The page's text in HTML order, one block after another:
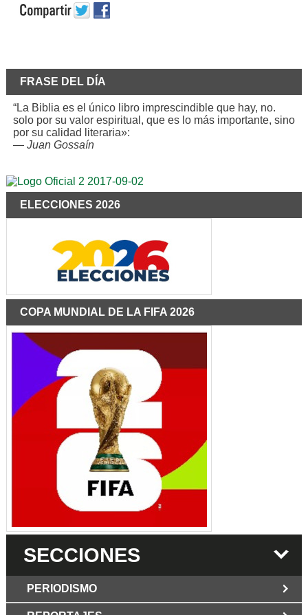
FRASE DEL DÍA
“La Biblia es el único libro imprescindible que hay, no.
solo por su valor espiritual, que es lo más importante, sino
por su calidad literaria»:
— Juan Gossaín
ELECCIONES 2026
COPA MUNDIAL DE LA FIFA 2026
SECCIONES
PERIODISMO